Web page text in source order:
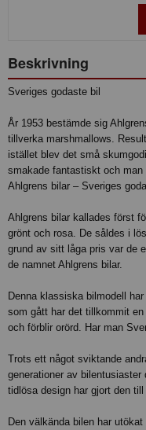
Beskrivning
Sveriges godaste bil
År 1953 bestämde sig
tillverka marshmallows.
istället blev det små
smakade fantastiskt och
Ahlgrens bilar – Sveriges
Ahlgrens bilar kallades först
grönt och rosa. De såldes i
grund av sitt låga pris var de
de namnet Ahlgrens bilar.
Denna klassiska bilmodell
som gått har det tillkommit
och förblir orörd. Har man
Trots ett något sviktande
generationer av
tidlösa design har gjort den
Den välkända bilen har